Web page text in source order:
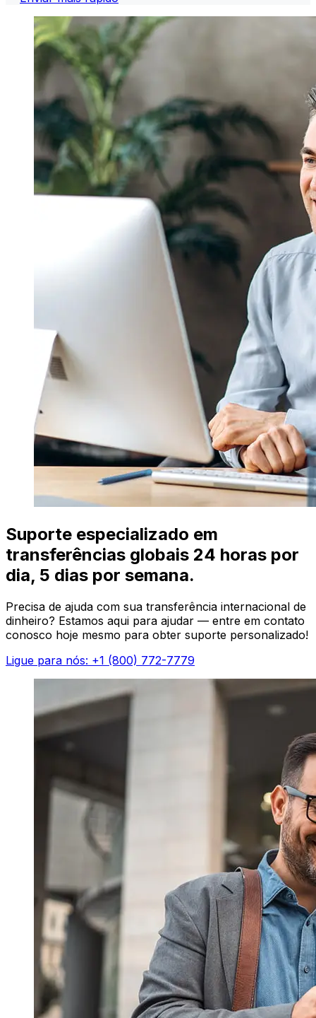
Suporte especializado em
transferências globais 24 horas por
dia, 5 dias por semana.
Precisa de ajuda com sua transferência internacional de
dinheiro? Estamos aqui para ajudar — entre em contato
conosco hoje mesmo para obter suporte personalizado!
Ligue para nós: +1 (800) 772-7779